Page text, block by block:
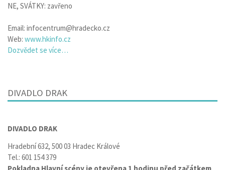
NE, SVÁTKY: zavřeno
Email: infocentrum@hradecko.cz
Web: www.hkinfo.cz
Dozvědet se více…
DIVADLO DRAK
DIVADLO DRAK
Hradební 632, 500 03 Hradec Králové
Tel.: 601 154 379
Pokladna Hlavní scény je otevřena 1 hodinu před začátkem